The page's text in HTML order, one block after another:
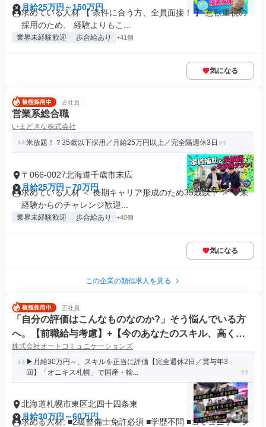
月給25万円～150万円
求めている人材 【 条件に合う方、全員面接！ 】 意欲重視の
採用のため、 経験よりもこ...
業界未経験歓迎 歩合給あり +41個
気になる
正社員
営業系総合職
いまどきな株式会社
米放題！？35歳以下採用／月給25万円以上／完全隔週休3日
〒066-0027北海道千歳市末広
月給25万円～70万円
求めている人材 ＜ 長期キャリア形成のため35歳以下 ＞ ◆未
経験からのチャレンジ歓迎...
業界未経験歓迎 歩合給あり +40個
気になる
この企業の類似求人を見る
正社員
「自分の評価はこんなものなのか?」そう悩んでいる方
へ。【前職給与考慮】+【今のあなたのスキル、高く買
います!】自動車整備士 オニキス札幌店
株式会社オートコミュニケーションズ
▶月給30万円～、スキルを正当に評価【完全週休2日／賞与年3
回】「オニキス札幌」で国産・輸...
北海道札幌市東区北四十四条東
月給30万円～60万円
求める人材: ■2級整備士免許必須 ■学歴不問 ■コミュニケーシ